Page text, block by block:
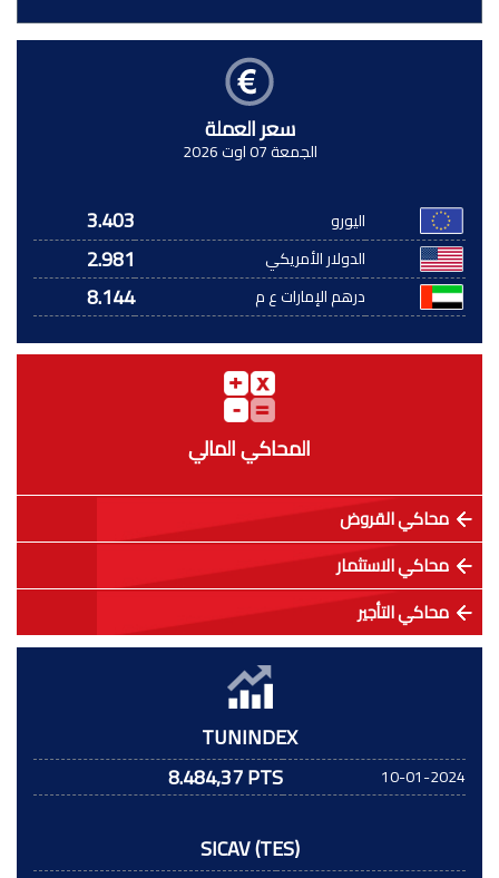
سعر العملة
الجمعة 07 اوت 2026
اليورو 3.403
الدولار الأمريكي 2.981
درهم الإمارات ع م 8.144
المحاكي المالي
محاكي القروض
محاكي الاستثمار
محاكي التأجير
TUNINDEX
10-01-2024
8.484,37 PTS
SICAV (TES)